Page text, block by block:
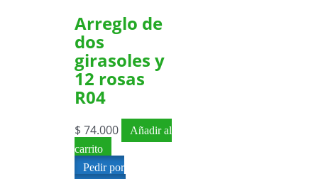
Arreglo de
dos
girasoles y
12 rosas
R04
$ 74.000
Añadir al
carrito
Pedir por